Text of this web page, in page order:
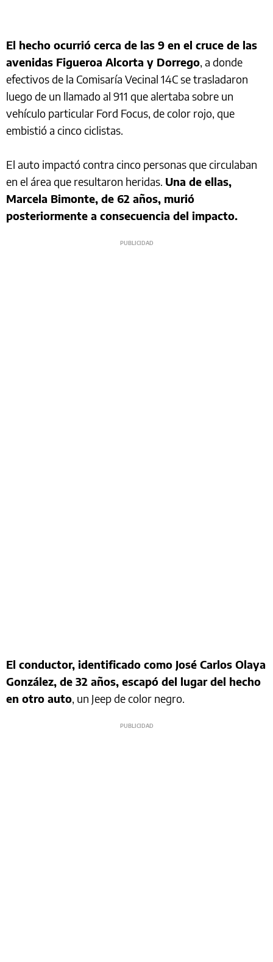
El hecho ocurrió cerca de las 9 en el cruce de las
avenidas Figueroa Alcorta y Dorrego, a donde
efectivos de la Comisaría Vecinal 14C se trasladaron
luego de un llamado al 911 que alertaba sobre un
vehículo particular Ford Focus, de color rojo, que
embistió a cinco ciclistas.
El auto impactó contra cinco personas que circulaban
en el área que resultaron heridas. Una de ellas,
Marcela Bimonte, de 62 años, murió
posteriormente a consecuencia del impacto.
El conductor, identificado como José Carlos Olaya
González, de 32 años, escapó del lugar del hecho
en otro auto, un Jeep de color negro.